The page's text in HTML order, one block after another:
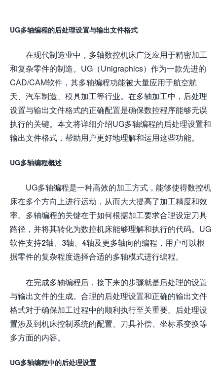
UG多轴编程的后处理设置与输出文件格式
在现代制造业中，多轴数控机床广泛应用于精密加工
和复杂零件的制造。UG（Unigraphics）作为一款先进的
CAD/CAM软件，其多轴编程功能被大量应用于航空航
天、汽车制造、模具加工等行业。在多轴加工中，后处理
设置与输出文件格式的正确配置是确保数控程序能够无误
执行的关键。本文将详细介绍UG多轴编程的后处理设置和
输出文件格式，帮助用户更好地理解和运用这些功能。
UG多轴编程概述
UG多轴编程是一种高效的加工方式，能够使得数控机
床在多个方向上进行运动，从而大大提高了加工精度和效
率。多轴编程的关键在于如何根据加工要求合理设定刀具
路径，并将其转化为数控机床能够理解和执行的代码。UG
软件支持2轴、3轴、4轴及更多轴向的编程，用户可以根
据零件的复杂程度选择合适的多轴模式进行编程。
在完成多轴编程后，接下来的步骤就是后处理的设置
与输出文件的生成。合理的后处理设置和正确的输出文件
格式对于确保加工过程中的顺利执行至关重要。后处理设
置涉及到机床控制系统的配置、刀具补偿、坐标系变换等
多方面的内容。
UG多轴编程中的后处理设置